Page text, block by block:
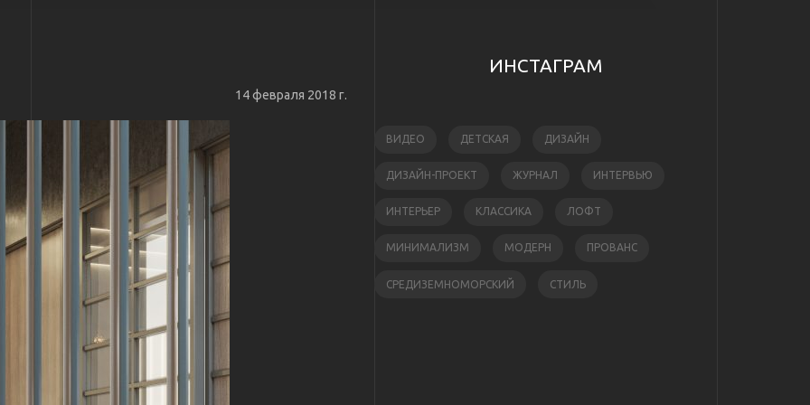
14 февраля 2018 г.
ИНСТАГРАМ
ВИДЕО ДЕТСКАЯ ДИЗАЙН
ДИЗАЙН-ПРОЕКТ ЖУРНАЛ ИНТЕРВЬЮ
ИНТЕРЬЕР КЛАССИКА ЛОФТ
МИНИМАЛИЗМ МОДЕРН ПРОВАНС
СРЕДИЗЕМНОМОРСКИЙ СТИЛЬ